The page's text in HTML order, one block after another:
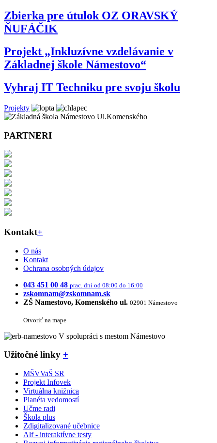
Zbierka pre útulok OZ ORAVSKÝ
ŇUFÁČIK
Projekt „Inkluzívne vzdelávanie v
Základnej škole Námestovo“
Vyhraj IT Techniku pre svoju školu
Projekty
PARTNERI
Kontakt+
O nás
Kontakt
Ochrana osobných údajov
043 451 00 48 prac. dni od 08:00 do 16:00
zskomnam@zskomnam.sk
ZŠ Namestovo, Komenského ul. 02901 Námestovo
Otvoriť na mape
V spolupráci s mestom Námestovo
Užitočné linky +
MŠVVaŠ SR
Projekt Infovek
Virtuálna knižnica
Planéta vedomostí
Učme radi
Škola plus
Zdigitalizované učebnice
Alf - interaktívne testy